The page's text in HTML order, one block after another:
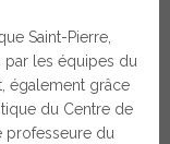
Saint-Pierre,
par les équipes du
également grâce
du Centre de
professeure du